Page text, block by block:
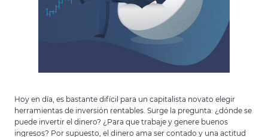
Hoy en día, es bastante difícil para un capitalista novato elegir
herramientas de inversión rentables. Surge la pregunta: ¿dónde se
puede invertir el dinero? ¿Para que trabaje y genere buenos
ingresos? Por supuesto, el dinero ama ser contado y una actitud